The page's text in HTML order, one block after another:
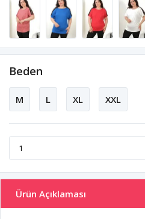
Beden
M L XL XXL
Ürün Açıklaması